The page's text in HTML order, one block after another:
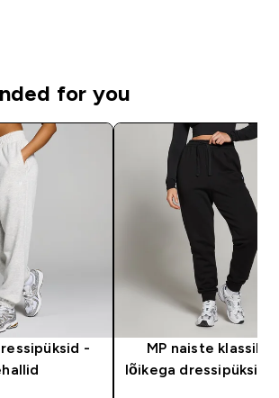
for you
-
MP naiste
lõikega dressipüksid